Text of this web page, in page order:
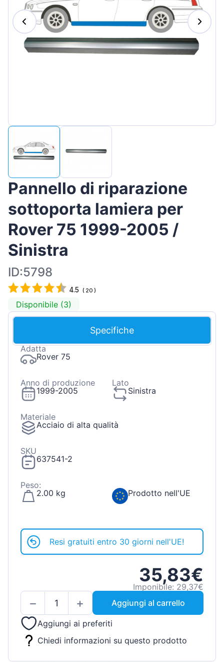
Magyar
Lietuvių
Hrvatski
Português
Pannello di riparazione
sottoporta lamiera per
Rover 75 1999-2005 /
Sinistra
ID:5798
4.5 ( 20 )
Disponibile (3)
Specifiche
Adatta
Rover 75
Anno di produzione
1999-2005
Lato
Sinistra
Materiale
Acciaio di alta qualità
SKU
637541-2
Peso:
2.00 kg
Prodotto nell'UE
Resi gratuiti entro 30 giorni nell'UE!
35,83€
Imponibile: 29,37€
Aggiungi al carrello
Aggiungi ai preferiti
Chiedi informazioni su questo prodotto